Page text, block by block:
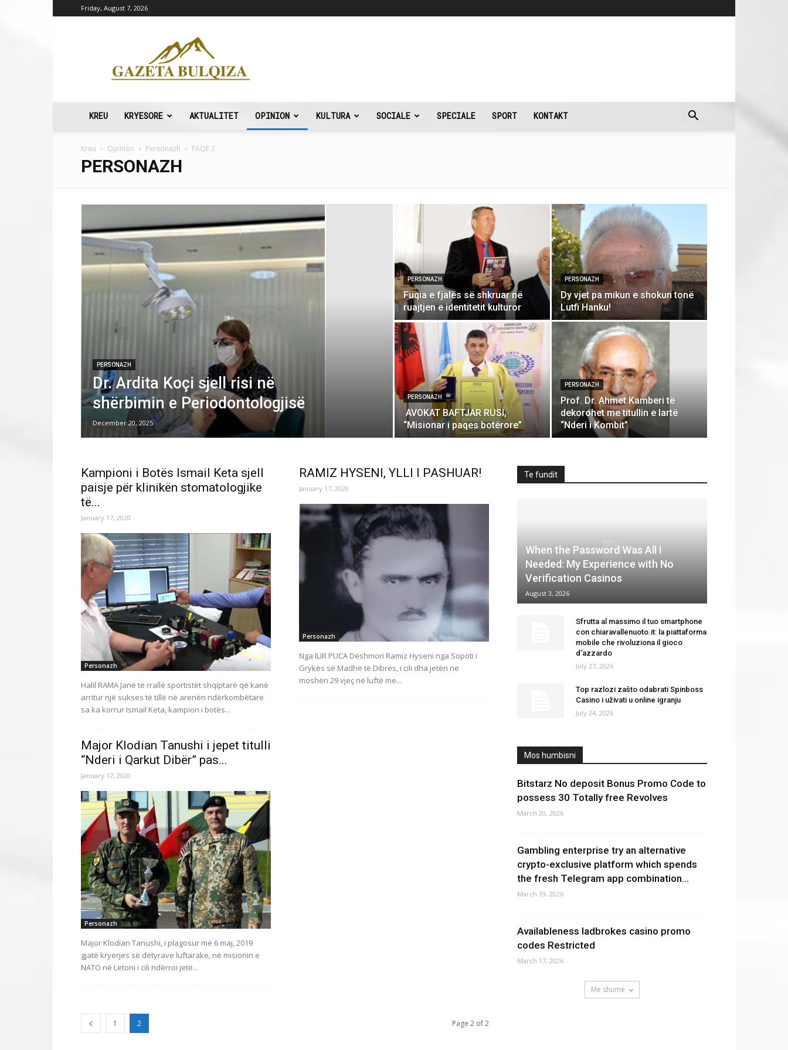
Friday, August 7, 2026
Gazeta
Bulqiza
KREU KRYESORE AKTUALITET OPINION KULTURA SOCIALE SPECIALE SPORT KONTAKT
Kreu Opinion Personazh FAQE 2
PERSONAZH
PERSONAZH
Dr. Ardita Koçi sjell risi në
shërbimin e Periodontologjisë
December 20, 2025
PERSONAZH
Fuqia e fjalës së shkruar në
ruajtjen e identitetit kulturor
PERSONAZH
Dy vjet pa mikun e shokun tonë
Lutfi Hanku!
PERSONAZH
AVOKAT BAFTJAR RUSI,
“Misionar i paqes botërore”
PERSONAZH
Prof. Dr. Ahmet Kamberi të
dekorohet me titullin e lartë
“Nderi i Kombit”
Kampioni i Botës Ismail Keta sjell
paisje për klinikën stomatologjike
të...
January 17, 2020
Personazh
Halil RAMA Janë të rrallë sportistët shqiptarë që kanë
arritur një sukses të tillë në arenën ndërkombëtare
sa ka korrur Ismail Keta, kampion i botës...
RAMIZ HYSENI, YLLI I PASHUAR!
January 17, 2020
Personazh
Nga ILIR PUCA Dëshmori Ramiz Hyseni nga Sopoti i
Grykës së Madhe të Dibrës, i cili dha jetën në
moshën 29 vjeç në luftë me...
Major Klodian Tanushi i jepet titulli
“Nderi i Qarkut Dibër” pas...
January 17, 2020
Personazh
Major Klodian Tanushi, i plagosur më 6 maj, 2019
gjatë kryerjes së detyrave luftarake, në misionin e
NATO në Letoni i cili ndërroi jetë...
1 2 Page 2 of 2
Te fundit
When the Password Was All I
Needed: My Experience with No
Verification Casinos
August 3, 2026
Sfrutta al massimo il tuo smartphone
con chiaravallenuoto.it: la piattaforma
mobile che rivoluziona il gioco
d’azzardo
July 27, 2026
Top razlozi zašto odabrati Spinboss
Casino i uživati u online igranju
July 24, 2026
Mos humbisni
Bitstarz No deposit Bonus Promo Code to
possess 30 Totally free Revolves
March 20, 2026
Gambling enterprise try an alternative
crypto-exclusive platform which spends
the fresh Telegram app combination...
March 19, 2026
Availableness ladbrokes casino promo
codes Restricted
March 17, 2026
Me shume